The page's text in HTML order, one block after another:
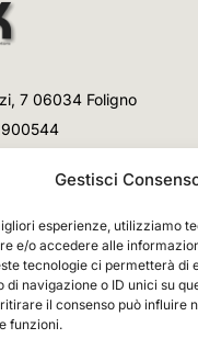
Gestisci
esperienze, utilizziamo
e/o accedere alle
tecnologie ci permetterà di
di navigazione o ID unici su
il consenso può influire
funzioni.
7 06034 Foligno
(Chiamata)